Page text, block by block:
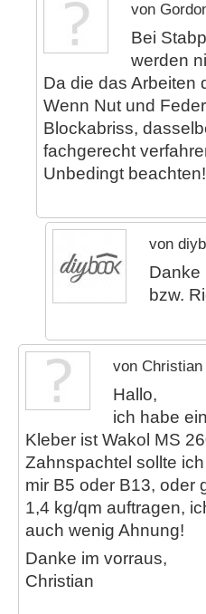
von
Bei
werden
Da die das Arbeiten
Wenn Nut und
Blockabriss,
fachgerecht
Unbedingt
von
Danke
bzw.
von Christian
Hallo,
ich habe
Kleber ist Wakol MS
Zahnspachtel sollte
mir B5 oder B13, oder
1,4 kg/qm auftragen,
auch wenig Ahnung!
Danke im vorraus,
Christian